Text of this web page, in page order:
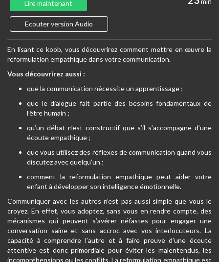
Lire maintenant
Ecouter version Audio
En lisant ce koob, vous découvrirez comment mettre en œuvre la
reformulation empathique dans votre communication.
Vous découvrirez aussi :
que la communication nécessite un apprentissage ;
que le dialogue fait partie des besoins fondamentaux de
l’être humain ;
qu’un débat n’est constructif que s’il s’accompagne d’une
écoute empathique ;
que vous utilisez des réflexes de communication quand vous
discutez avec quelqu’un ;
comment la reformulation empathique peut aider votre
enfant à développer son intelligence émotionnelle.
Communiquer avec les autres n’est pas aussi simple que vous le
croyez. En effet, vous adoptez, sans vous en rendre compte, des
mécanismes qui peuvent s’avérer néfastes pour engager une
conversation saine et sans accroc avec vos interlocuteurs. La
capacité à comprendre l’autre et à faire preuve d’une écoute
attentive est donc primordiale pour éviter les malentendus, les
incompréhensions ou les conflits. La reformulation empathique est